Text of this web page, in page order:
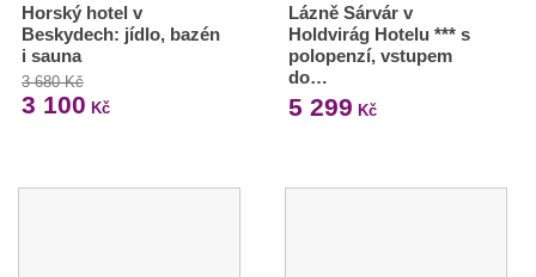
Horský hotel v
Beskydech: jídlo, bazén
i sauna
3 680 Kč
3 100 Kč
Lázně Sárvár v
Holdvirág Hotelu *** s
polopenzí, vstupem
do…
5 299 Kč